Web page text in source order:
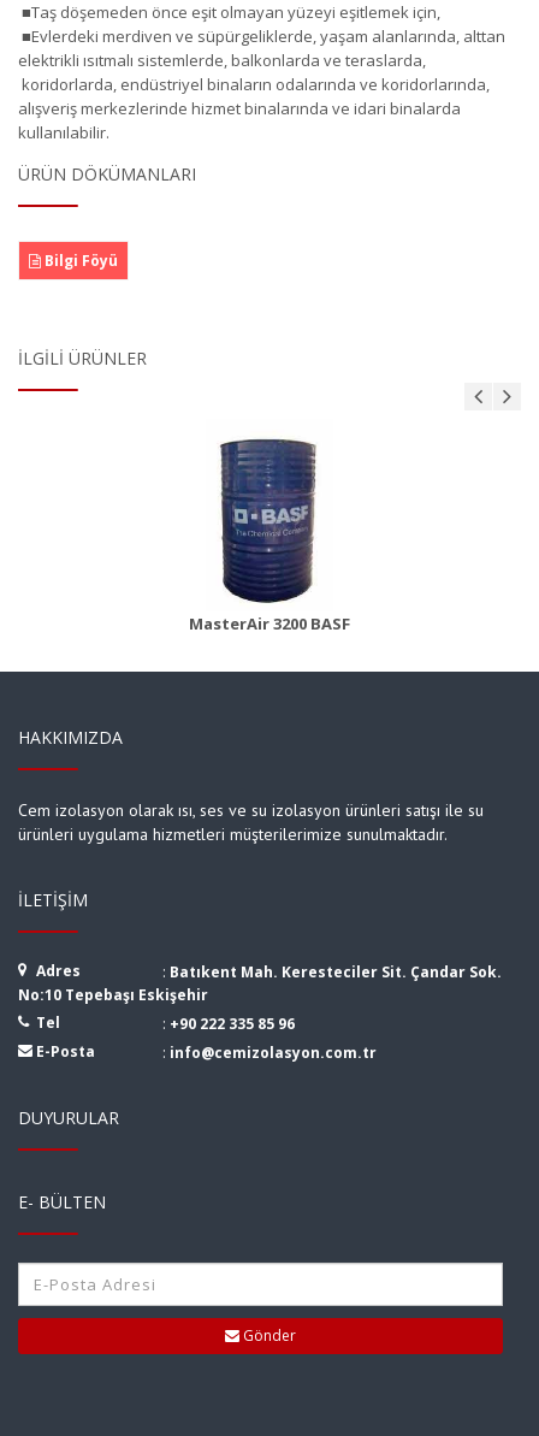
■Taş döşemeden önce eşit olmayan yüzeyi eşitlemek için,
■Evlerdeki merdiven ve süpürgeliklerde, yaşam alanlarında, alttan
elektrikli ısıtmalı sistemlerde, balkonlarda ve teraslarda,
koridorlarda, endüstriyel binaların odalarında ve koridorlarında,
alışveriş merkezlerinde hizmet binalarında ve idari binalarda
kullanılabilir.
ÜRÜN DÖKÜMANLARI
Bilgi Föyü
İLGILI ÜRÜNLER
MasterAir 3200 BASF
MasterBrace ADH 1406 (Concresive)
Ürün Detayı
HAKKIMIZDA
Cem izolasyon olarak ısı, ses ve su izolasyon ürünleri satışı ile su
ürünleri uygulama hizmetleri müşterilerimize sunulmaktadır.
İLETIŞIM
Adres : Batıkent Mah. Keresteciler Sit. Çandar Sok.
No:10 Tepebaşı Eskişehir
Tel
: +90 222 335 85 96
E-Posta
: info@cemizolasyon.com.tr
DUYURULAR
E- BÜLTEN
Gönder